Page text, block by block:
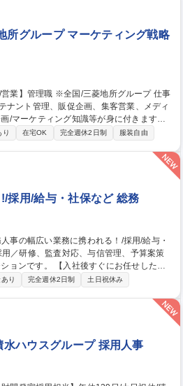
葉原/採用担当】
所グループ マーケティング戦略
ナント管理、販促企画、集客営業、メディ
/マーケティング知識等が身に付きます
営業 3.マーケティング制作物の在庫管理
10.テナント研修、衛生検査の実施等（業務
り 在宅OK 完全週休2日制 服装自由
採用/給与・社保など 総務
にお任せしたい
改定、運用■与信管理■各種実務対応■請求
■管理会計資料（PL作成等）／経費予算の
用/給与・社保など
り 完全週休2日制 土日祝休み
水ハウスグループ 採用人事